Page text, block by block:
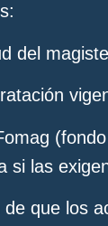
del
si las
de que los